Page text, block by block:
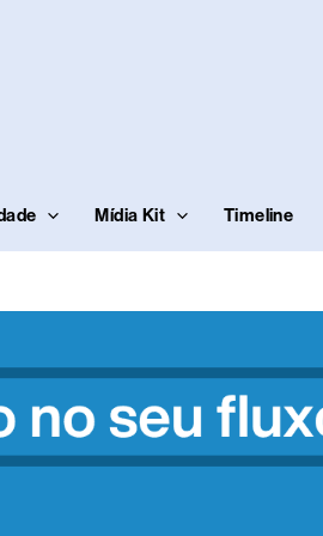
Mídia Kit Timeline